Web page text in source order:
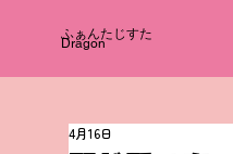
​ふぁんたじすた
Dragon
4月16日